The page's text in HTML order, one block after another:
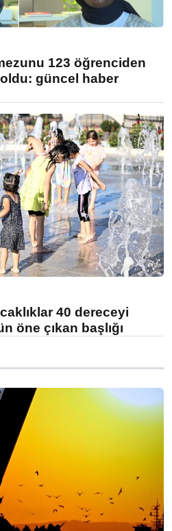
123 öğrenciden
güncel haber
40 dereceyi
öne çıkan başlığı